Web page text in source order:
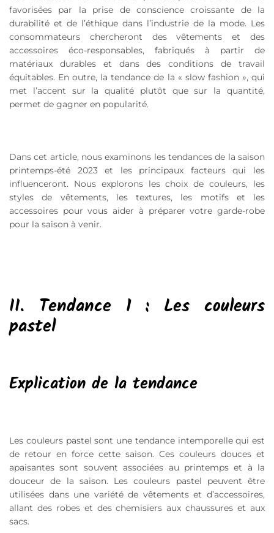
favorisées par la prise de conscience croissante de la
durabilité et de l’éthique dans l’industrie de la mode. Les
consommateurs chercheront des vêtements et des
accessoires éco-responsables, fabriqués à partir de
matériaux durables et dans des conditions de travail
équitables. En outre, la tendance de la « slow fashion », qui
met l’accent sur la qualité plutôt que sur la quantité,
permet de gagner en popularité.
Dans cet article, nous examinons les tendances de la saison
printemps-été 2023 et les principaux facteurs qui les
influenceront. Nous explorons les choix de couleurs, les
styles de vêtements, les textures, les motifs et les
accessoires pour vous aider à préparer votre garde-robe
pour la saison à venir.
II. Tendance 1 : Les couleurs
pastel
Explication de la tendance
Les couleurs pastel sont une tendance intemporelle qui est
de retour en force cette saison. Ces couleurs douces et
apaisantes sont souvent associées au printemps et à la
douceur de la saison. Les couleurs pastel peuvent être
utilisées dans une variété de vêtements et d’accessoires,
allant des robes et des chemisiers aux chaussures et aux
sacs.